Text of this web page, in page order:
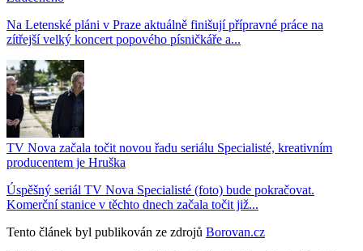
Na Letenské pláni v Praze aktuálně finišují přípravné práce na
zítřejší velký koncert popového písničkáře a...
TV Nova začala točit novou řadu seriálu Specialisté, kreativním
producentem je Hruška
Úspěšný seriál TV Nova Specialisté (foto) bude pokračovat.
Komerční stanice v těchto dnech začala točit již...
Tento článek byl publikován ze zdrojů Borovan.cz